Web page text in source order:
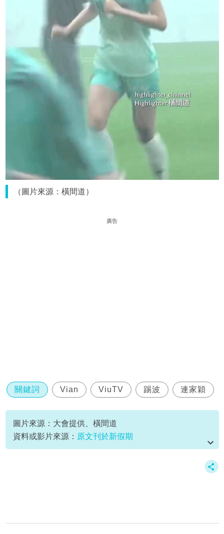
（圖片來源：橫間道）
廣告
關鍵詞 Vian ViuTV 踢波 連家穎
圖片來源：大會提供、橫間道
資料或影片來源： 原文刊於新假期